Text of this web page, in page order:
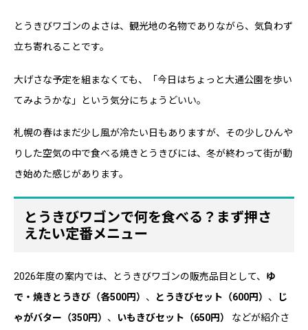
とうきびワゴンのよさは、観光地の名物でありながら、気負わず
立ち寄れることです。
大げさな予定を組まなくても、「今日はちょっと大通公園を歩い
てみようかな」という気分にちょうどいい。
札幌の春はまだ少し風が冷たい日もありますが、その少しひんや
りした空気の中で食べる焼きとうきびには、冬が終わって街が動
き始めた感じがあります。
とうきびワゴンで何を食べる？まず押さ
えたい定番メニュー
2026年度の案内では、とうきびワゴンの販売品目として、 ゆ
で・焼きとうきび（各500円） 、 とうきびセット（600円） 、
じ
ゃがバター（350円） 、 いもきびセット（650円）
などが紹介さ